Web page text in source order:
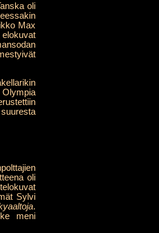
oli
Max
elokuvat
oli
Sylvi
.
meni